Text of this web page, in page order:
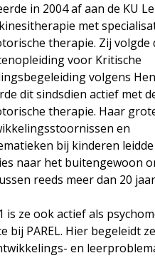
in 2004 af aan de KU
met
therapie. Zij volgde
voor Kritische
volgens
dit sindsdien actief met
therapie. Haar
en
bij kinderen
naar het buitengewoon
reeds meer dan 20
is ze ook actief als
bij PAREL. Hier begeleidt
en